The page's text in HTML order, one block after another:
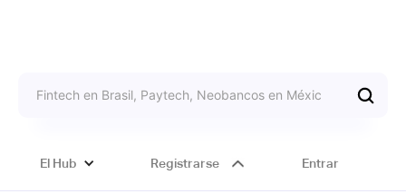
El Hub Registrarse Entrar